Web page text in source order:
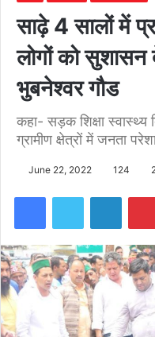
साढ़े 4 सालों में
लोगों को सुशासन
भुबनेश्वर गौड
कहा- सड़क शिक्षा
ग्रामीण क्षेत्रों में जनता
June 22, 2022 124